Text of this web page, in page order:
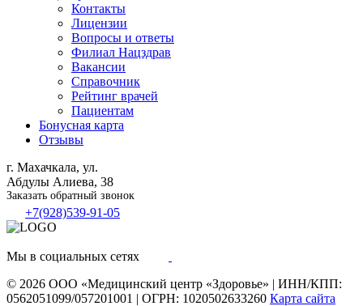
Контакты
Лицензии
Вопросы и ответы
Филиал Нацздрав
Вакансии
Справочник
Рейтинг врачей
Пациентам
Бонусная карта
Отзывы
г. Махачкала, ул.
Абдулы Алиева, 38
Заказать обратный звонок
+7(928)539-91-05
Мы в социальных сетях
© 2026 ООО «Медицинский центр «Здоровье» | ИНН/КПП:
0562051099/057201001 | ОГРН: 1020502633260 Карта сайта